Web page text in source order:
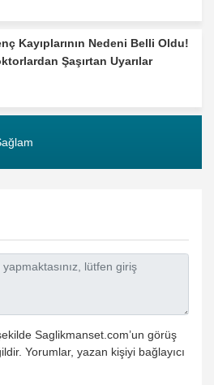
Kayıplarının Nedeni Belli Oldu!
Şaşırtan Uyarılar
Saglikmanset.com’un görüş
Yorumlar, yazan kişiyi bağlayıcı